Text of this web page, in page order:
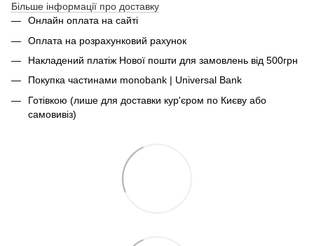
Більше інформації про доставку
Онлайн оплата на сайті
Оплата на розрахунковий рахунок
Накладений платіж Нової пошти для замовлень від 500грн
Покупка частинами monobank | Universal Bank
Готівкою (лише для доставки кур'єром по Києву або
самовивіз)